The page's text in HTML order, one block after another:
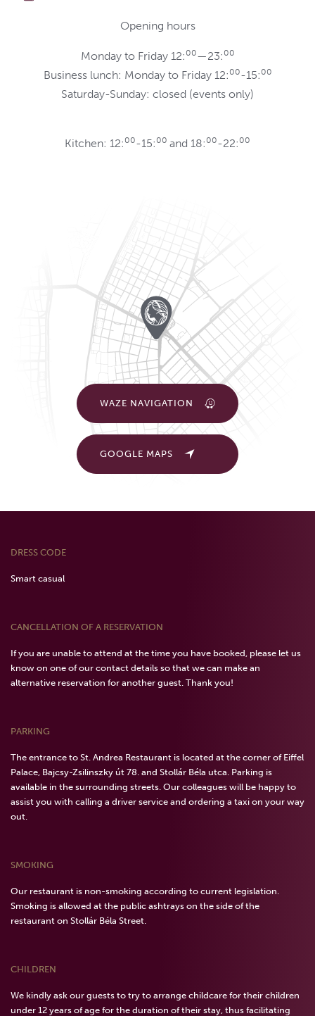
Opening hours
Monday to Friday 12: 00—23: 00
Business lunch: Monday to Friday 12: 00-15: 00
Saturday-Sunday: closed (events only)
Kitchen: 12: 00-15: 00 and 18: 00-22: 00
WAZE NAVIGATION
GOOGLE MAPS
DRESS CODE
Smart casual
CANCELLATION OF A RESERVATION
If you are unable to attend at the time you have booked, please let us
know on one of our contact details so that we can make an
alternative reservation for another guest. Thank you!
PARKING
The entrance to St. Andrea Restaurant is located at the corner of Eiffel
Palace, Bajcsy-Zsilinszky út 78. and Stollár Béla utca. Parking is
available in the surrounding streets. Our colleagues will be happy to
assist you with calling a driver service and ordering a taxi on your way
out.
SMOKING
Our restaurant is non-smoking according to current legislation.
Smoking is allowed at the public ashtrays on the side of the
restaurant on Stollár Béla Street.
CHILDREN
We kindly ask our guests to try to arrange childcare for their children
under 12 years of age for the duration of their stay, thus facilitating